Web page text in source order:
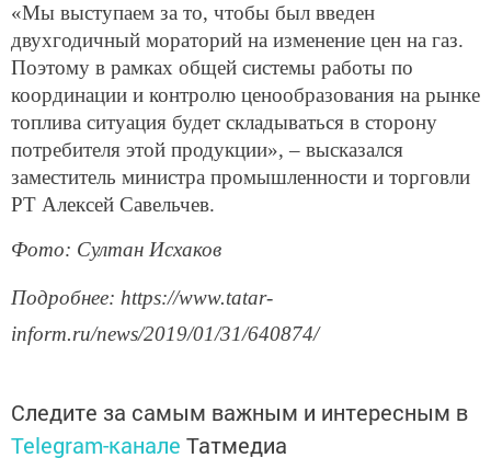
«Мы выступаем за то, чтобы был введен
двухгодичный мораторий на изменение цен на газ.
Поэтому в рамках общей системы работы по
координации и контролю ценообразования на рынке
топлива ситуация будет складываться в сторону
потребителя этой продукции», – высказался
заместитель министра промышленности и торговли
РТ Алексей Савельчев.
Фото: Султан Исхаков
Подробнее: https://www.tatar-
inform.ru/news/2019/01/31/640874/
Следите за самым важным и интересным в
Telegram-канале Татмедиа